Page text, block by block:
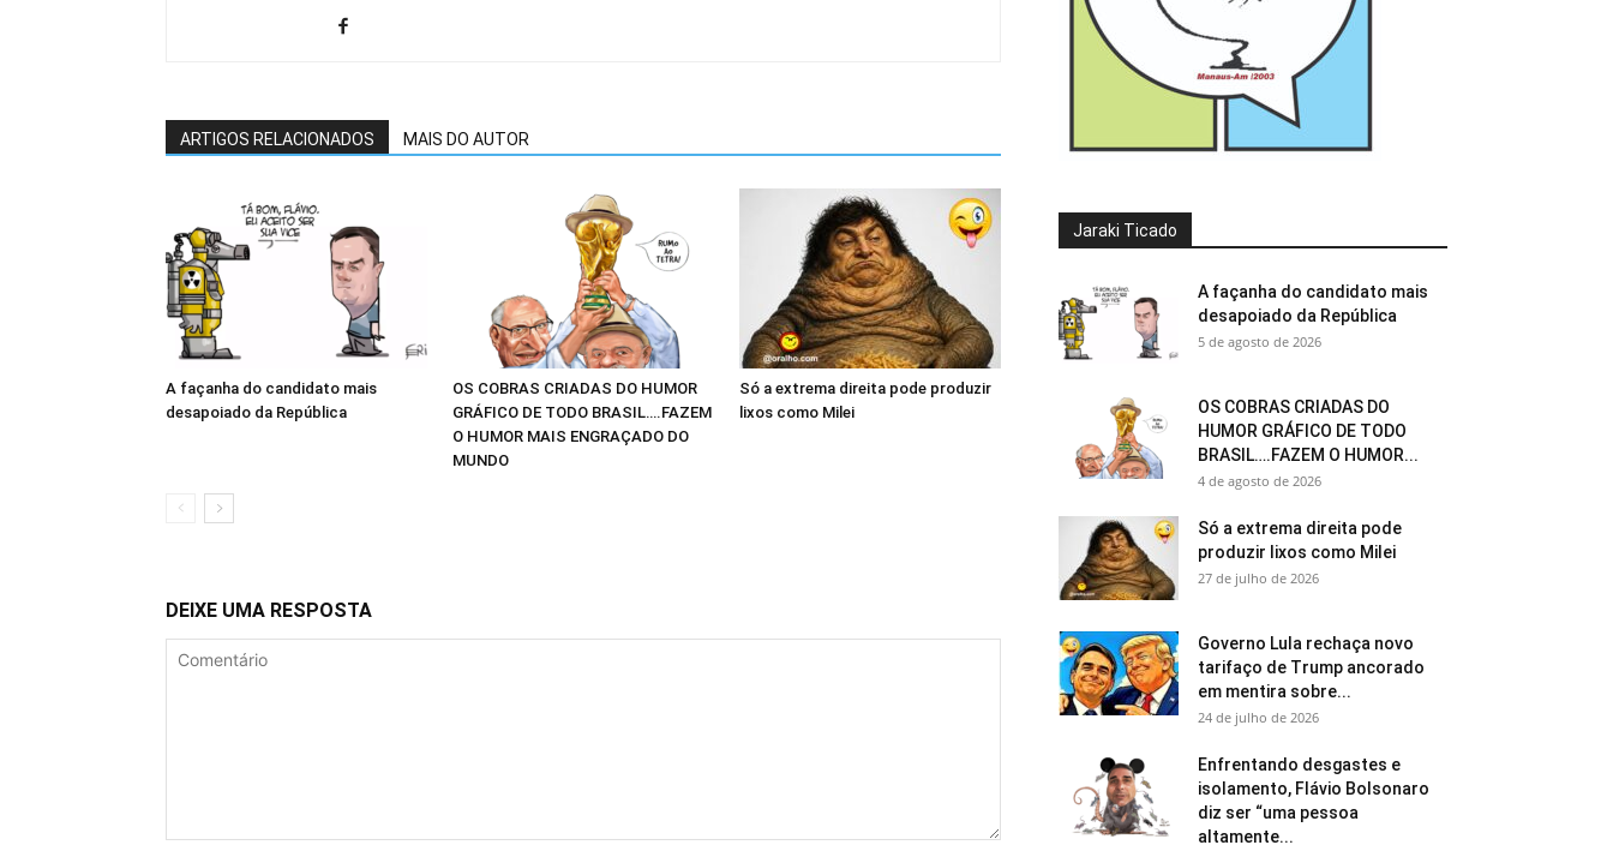
ARTIGOS RELACIONADOS MAIS DO AUTOR
A façanha do candidato mais
desapoiado da República
OS COBRAS CRIADAS DO HUMOR
GRÁFICO DE TODO BRASIL….FAZEM
O HUMOR MAIS ENGRAÇADO DO
MUNDO
Só a extrema direita pode produzir
lixos como Milei
DEIXE UMA RESPOSTA
Jaraki Ticado
A façanha do candidato mais
desapoiado da República
5 de agosto de 2026
OS COBRAS CRIADAS DO
HUMOR GRÁFICO DE TODO
BRASIL….FAZEM O HUMOR...
4 de agosto de 2026
Só a extrema direita pode
produzir lixos como Milei
27 de julho de 2026
Governo Lula rechaça novo
tarifaço de Trump ancorado
em mentira sobre...
24 de julho de 2026
Enfrentando desgastes e
isolamento, Flávio Bolsonaro
diz ser “uma pessoa
altamente...